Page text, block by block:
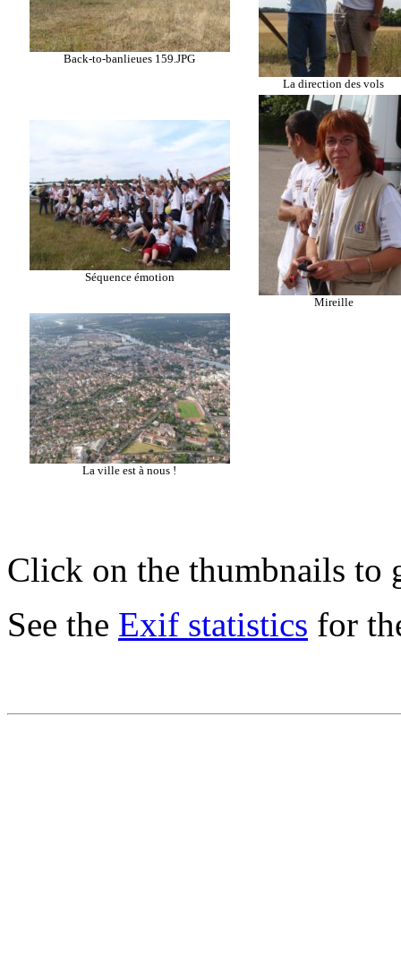
Back-to-banlieues 159.JPG
La direction des vols
Séquence émotion
Mireille
La ville est à nous !
Click on the thumbnails to
See the Exif statistics for